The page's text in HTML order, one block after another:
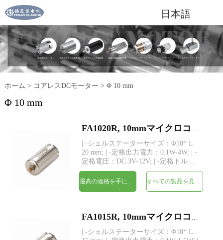
日本語
ホーム > コアレスDCモーター > Φ 10 mm
Φ 10 mm
| -シェルステーターサイズ：Φ10* L
20 mm; | -定格出力電力：0.1W-4W; | -
定格電圧：DC 3V-12V; | -定格トル
ク：最大25 gf-cm; | -シャフト：
Φ1.0mm、長さカスタム; | -構造：永久
| -シェルステーターサイズ：Φ10* L